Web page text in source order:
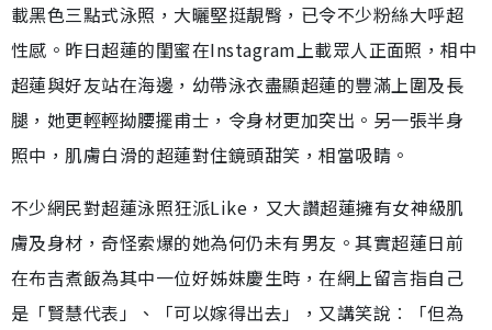
載黑色三點式泳照，大曬堅挺靚臀，已令不少粉絲大呼超
性感。昨日超蓮的閨蜜在Instagram上載眾人正面照，相中
超蓮與好友站在海邊，幼帶泳衣盡顯超蓮的豐滿上圍及長
腿，她更輕輕拗腰擺甫士，令身材更加突出。另一張半身
照中，肌膚白滑的超蓮對住鏡頭甜笑，相當吸睛。
不少網民對超蓮泳照狂派Like，又大讚超蓮擁有女神級肌
膚及身材，奇怪索爆的她為何仍未有男友。其實超蓮日前
在布吉煮飯為其中一位好姊妹慶生時，在網上留言指自己
是「賢慧代表」、「可以嫁得出去」，又講笑說︰「但為